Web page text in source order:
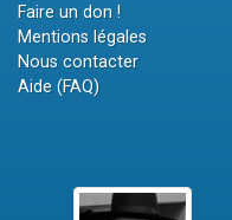
Faire un don !
Mentions légales
Nous contacter
Aide (FAQ)